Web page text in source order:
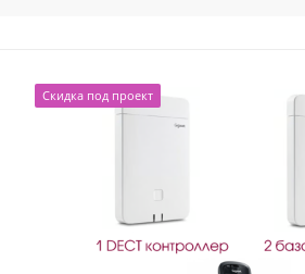
Скидка под проект